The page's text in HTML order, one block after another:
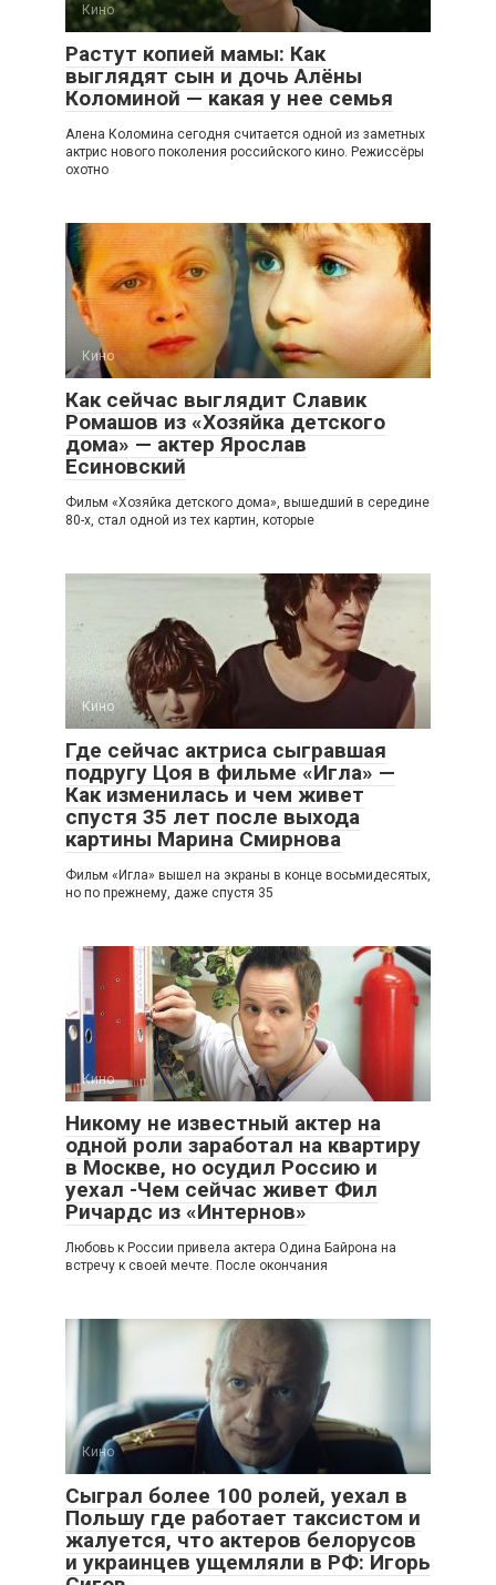
Кино
Растут копией мамы: Как
выглядят сын и дочь Алёны
Коломиной — какая у нее семья
Алена Коломина сегодня считается одной из заметных
актрис нового поколения российского кино. Режиссёры
охотно
Кино
Как сейчас выглядит Славик
Ромашов из «Хозяйка детского
дома» — актер Ярослав
Есиновский
Фильм «Хозяйка детского дома», вышедший в середине
80-х, стал одной из тех картин, которые
Кино
Где сейчас актриса сыгравшая
подругу Цоя в фильме «Игла» —
Как изменилась и чем живет
спустя 35 лет после выхода
картины Марина Смирнова
Фильм «Игла» вышел на экраны в конце восьмидесятых,
но по прежнему, даже спустя 35
Кино
Никому не известный актер на
одной роли заработал на квартиру
в Москве, но осудил Россию и
уехал -Чем сейчас живет Фил
Ричардс из «Интернов»
Любовь к России привела актера Одина Байрона на
встречу к своей мечте. После окончания
Кино
Сыграл более 100 ролей, уехал в
Польшу где работает таксистом и
жалуется, что актеров белорусов
и украинцев ущемляли в РФ: Игорь